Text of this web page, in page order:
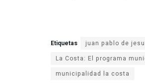
Etiquetas juan pablo de
La Costa: El programa
municipalidad la costa